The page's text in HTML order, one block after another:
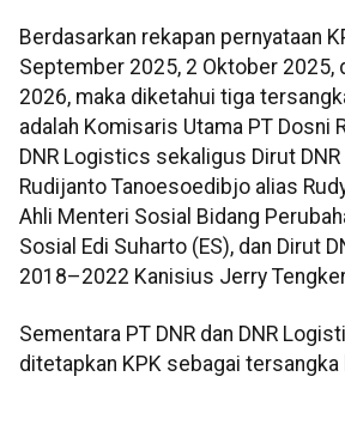
Berdasarkan rekapan pernyataan
September 2025, 2 Oktober 2025,
2026, maka diketahui tiga
adalah Komisaris Utama PT Dosni
DNR Logistics sekaligus Dirut DNR
Rudijanto Tanoesoedibjo alias
Ahli Menteri Sosial Bidang
Sosial Edi Suharto (ES), dan Dirut
2018–2022 Kanisius Jerry
Sementara PT DNR dan DNR
ditetapkan KPK sebagai